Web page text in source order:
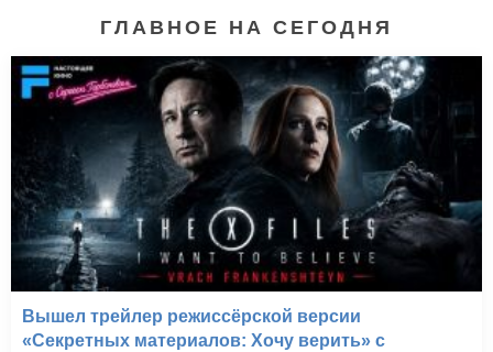
ГЛАВНОЕ НА СЕГОДНЯ
Вышел трейлер режиссёрской версии
«Секретных материалов: Хочу верить» с